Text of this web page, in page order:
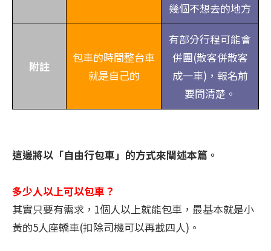
幾個不想去的地方
附註
包車的時間整台車
就是自己的
有部分行程可能會
併團(散客併散客
成一車)，報名前
要問清楚。
這邊將以「自由行包車」的方式來闡述本篇。
多少人以上可以包車？
其實只要有需求，1個人以上就能包車，最基本就是小
黃的5人座轎車(扣除司機可以再載四人)。